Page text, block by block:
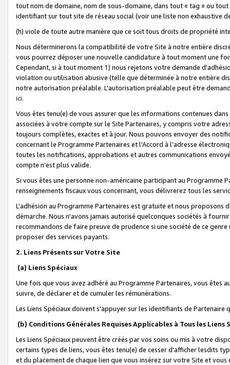
tout nom de domaine, nom de sous-domaine, dans tout « tag » ou
identifiant sur tout site de réseau social (voir une liste non exhaustive
(h) viole de toute autre manière que ce soit tous droits de propriété
Nous déterminerons la compatibilité de votre Site à notre entière
vous pourrez déposer une nouvelle candidature à tout moment une
Cependant, si à tout moment 1) nous rejetons votre demande
violation ou utilisation abusive (telle que déterminée à notre entière
notre autorisation préalable. L'autorisation préalable peut être
ici.
Vous êtes tenu(e) de vous assurer que les informations contenues
associées à votre compte sur le Site Partenaires, y compris votre
toujours complètes, exactes et à jour. Nous pouvons envoyer des
concernant le Programme Partenaires et l'Accord à l’adresse
toutes les notifications, approbations et autres communications
compte n’est plus valide.
Si vous êtes une personne non-américaine participant au
renseignements fiscaux vous concernant, vous délivrerez tous les
L'adhésion au Programme Partenaires est gratuite et nous proposons
démarche. Nous n'avons jamais autorisé quelconques sociétés à
recommandons de faire preuve de prudence si une société de ce
proposer des services payants.
2. Liens Présents sur Votre Site
(a) Liens Spéciaux
Une fois que vous avez adhéré au Programme Partenaires, vous êtes
suivre, de déclarer et de cumuler les rémunérations.
Les Liens Spéciaux doivent s'appuyer sur les identifiants de Partenaire
(b) Conditions Générales Requises Applicables à Tous les Liens
Les Liens Spéciaux peuvent être créés par vos soins ou mis à votre
certains types de liens, vous êtes tenu(e) de cesser d'afficher lesdits
et du placement de chaque lien que vous insérez sur votre Site et